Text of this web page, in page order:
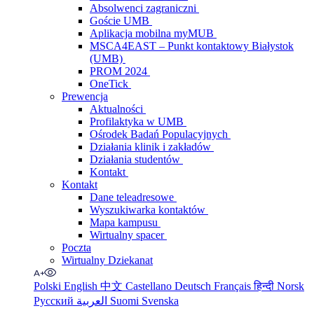
Absolwenci zagraniczni
Goście UMB
Aplikacja mobilna myMUB
MSCA4EAST – Punkt kontaktowy Białystok
(UMB)
PROM 2024
OneTick
Prewencja
Aktualności
Profilaktyka w UMB
Ośrodek Badań Populacyjnych
Działania klinik i zakładów
Działania studentów
Kontakt
Kontakt
Dane teleadresowe
Wyszukiwarka kontaktów
Mapa kampusu
Wirtualny spacer
Poczta
Wirtualny Dziekanat
Polski English 中文 Castellano Deutsch Françaisहिन्दी Norsk
Русский
Suomi Svenska